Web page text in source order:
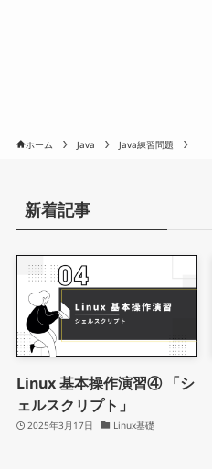
ホーム Java Java練習問題
新着記事
Linux 基本操作演習④ 「シ
ェルスクリプト」
2025年3月17日 Linux基礎